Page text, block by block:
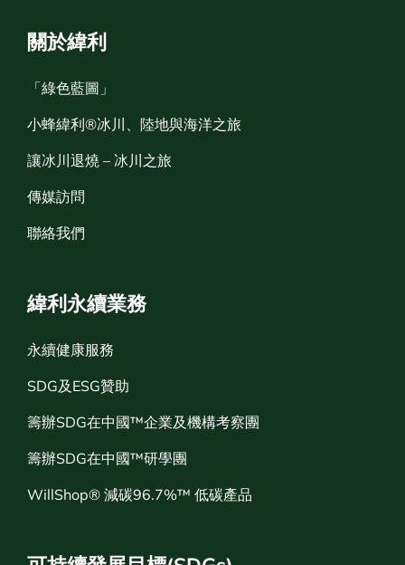
關於緯利
「綠色藍圖」
小蜂緯利®冰川、陸地與海洋之旅
讓冰川退燒 – 冰川之旅
傳媒訪問
聯絡我們
緯利永續業務
永續健康服務
SDG及ESG贊助
籌辦SDG在中國™企業及機構考察團
籌辦SDG在中國™研學團
WillShop® 減碳96.7%™ 低碳產品